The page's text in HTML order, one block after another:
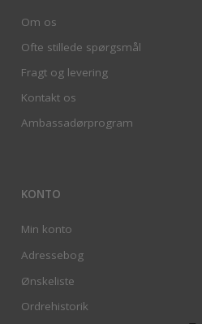
Om os
Ofte stillede spørgsmål
Fragt og levering
Kontakt os
Ambassadørprogram
KONTO
Min konto
Adressebog
Ønskeliste
Ordrehistorik